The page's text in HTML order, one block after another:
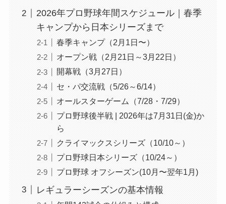
2026年プロ野球年間スケジュール｜春季
キャンプから日本シリーズまで
春季キャンプ（2月1日〜）
オープン戦（2月21日～3月22日）
開幕戦（3月27日）
セ・パ交流戦（5/26～6/14）
オールスターゲーム（7/28・7/29）
プロ野球後半戦 | 2026年は7月31日(金)か
ら
クライマックスシリーズ（10/10～）
プロ野球日本シリーズ（10/24～）
プロ野球 オフシーズン(10月〜翌年1月)
レギュラーシーズンの基本情報